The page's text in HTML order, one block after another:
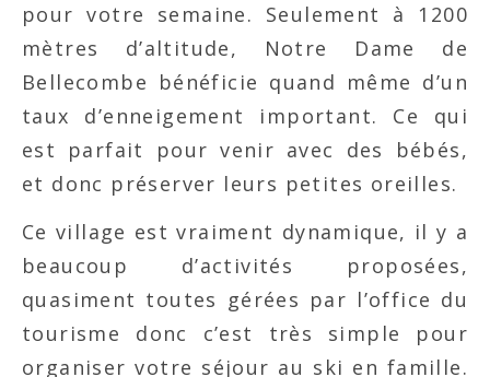
pour votre semaine. Seulement à 1200
mètres d’altitude, Notre Dame de
Bellecombe bénéficie quand même d’un
taux d’enneigement important. Ce qui
est parfait pour venir avec des bébés,
et donc préserver leurs petites oreilles.
Ce village est vraiment dynamique, il y a
beaucoup d’activités proposées,
quasiment toutes gérées par l’office du
tourisme donc c’est très simple pour
organiser votre séjour au ski en famille.